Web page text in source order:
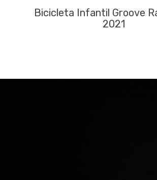
Bicicleta Infantil Groove
2021